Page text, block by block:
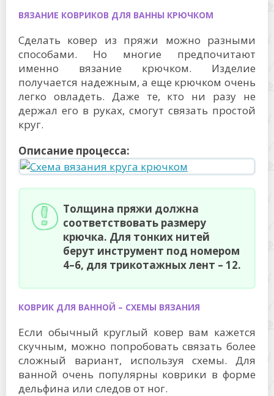
ВЯЗАНИЕ КОВРИКОВ ДЛЯ ВАННЫ КРЮЧКОМ
Сделать ковер из пряжи можно разными
способами. Но многие предпочитают
именно вязание крючком. Изделие
получается надежным, а еще крючком очень
легко овладеть. Даже те, кто ни разу не
держал его в руках, смогут связать простой
круг.
Описание процесса:
Толщина пряжи должна
соответствовать размеру
крючка. Для тонких нитей
берут инструмент под номером
4–6, для трикотажных лент – 12.
КОВРИК ДЛЯ ВАННОЙ – СХЕМЫ ВЯЗАНИЯ
Если обычный круглый ковер вам кажется
скучным, можно попробовать связать более
сложный вариант, используя схемы. Для
ванной очень популярны коврики в форме
дельфина или следов от ног.